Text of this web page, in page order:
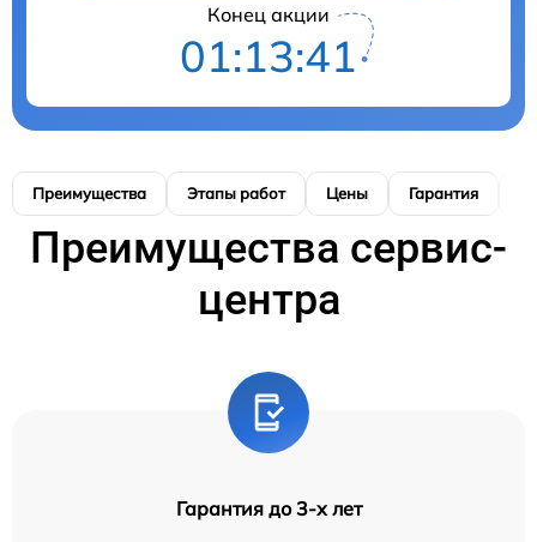
Конец акции
01:13:40
Преимущества Этапы работ Цены Гарантия
Преимущества сервис-
центра
Гарантия до 3-х лет